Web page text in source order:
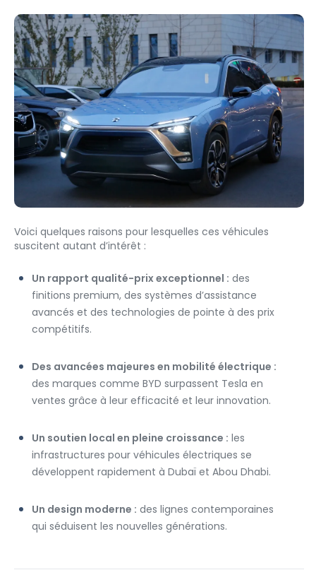
Voici quelques raisons pour lesquelles ces véhicules
suscitent autant d’intérêt :
Un rapport qualité-prix exceptionnel : des
finitions premium, des systèmes d’assistance
avancés et des technologies de pointe à des prix
compétitifs.
Des avancées majeures en mobilité électrique :
des marques comme BYD surpassent Tesla en
ventes grâce à leur efficacité et leur innovation.
Un soutien local en pleine croissance : les
infrastructures pour véhicules électriques se
développent rapidement à Dubaï et Abou Dhabi.
Un design moderne : des lignes contemporaines
qui séduisent les nouvelles générations.